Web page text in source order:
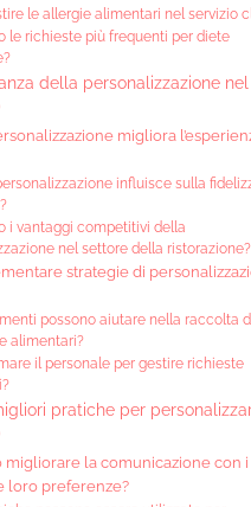
le allergie alimentari nel servizio
le richieste più frequenti per diete
della personalizzazione nel
migliora
influisce sulla
i vantaggi competitivi della
nel settore della ristorazione?
strategie di
possono aiutare nella raccolta
alimentari?
il personale per gestire richieste
pratiche per
migliorare la comunicazione con
loro preferenze?